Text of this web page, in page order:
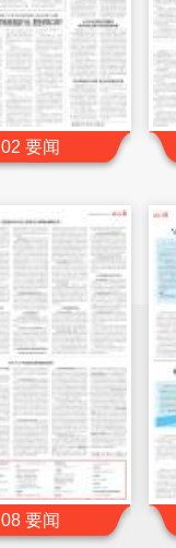
02 要闻
08 要闻